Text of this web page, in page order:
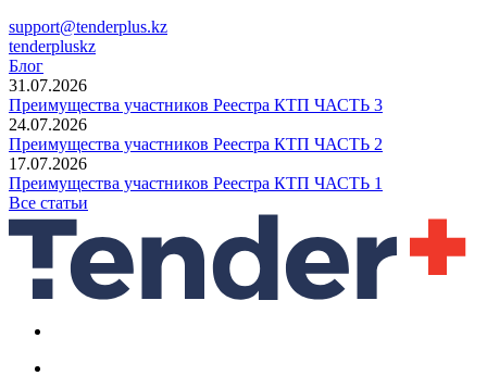
support@tenderplus.kz
tenderpluskz
Блог
31.07.2026
Преимущества участников Реестра КТП ЧАСТЬ 3
24.07.2026
Преимущества участников Реестра КТП ЧАСТЬ 2
17.07.2026
Преимущества участников Реестра КТП ЧАСТЬ 1
Все статьи